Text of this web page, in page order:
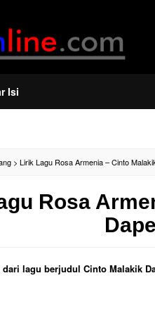
Isi
> Lirik Lagu Rosa Armenia – Cinto
Rosa
lagu berjudul Cinto Malakik